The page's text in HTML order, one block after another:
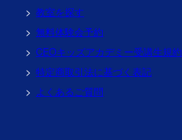
教室を探す
無料体験会予約
CEOキッズアカデミー受講生規約
特定商取引法に基づく表記
よくあるご質問